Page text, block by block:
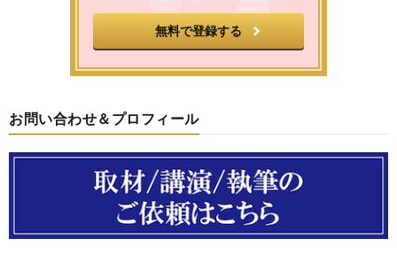
お問い合わせ＆プロフィール